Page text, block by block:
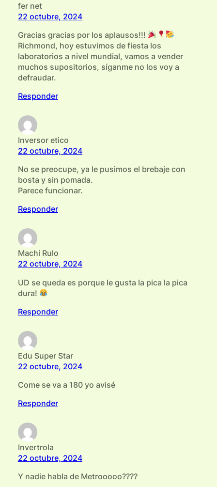
fer net
22 octubre, 2024
Gracias gracias por los aplausos!!!
Richmond, hoy estuvimos de fiesta los
laboratorios a nivel mundial, vamos a vender
muchos supositorios, síganme no los voy a
defraudar.
Responder
Inversor etico
22 octubre, 2024
No se preocupe, ya le pusimos el brebaje con
bosta y sin pomada.
Parece funcionar.
Responder
Machi Rulo
22 octubre, 2024
UD se queda es porque le gusta la pica la pica
dura!
Responder
Edu Super Star
22 octubre, 2024
Come se va a 180 yo avisé
Responder
Invertrola
22 octubre, 2024
Y nadie habla de Metrooooo????